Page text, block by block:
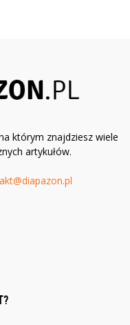
którym znajdziesz wiele
artykułów.